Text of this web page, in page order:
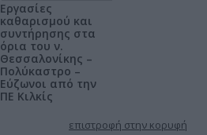
Εργασίες
καθαρισμού και
συντήρησης στα
όρια του ν.
Θεσσαλονίκης –
Πολύκαστρο –
Εύζωνοι από την
ΠΕ Κιλκίς
επιστροφή στην κορυφή